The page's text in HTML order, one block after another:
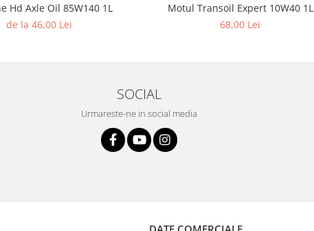
Hd Axle Oil 85W140 1L
de la 46,00 Lei
Motul Transoil Expert 10W40 1L
68,00 Lei
SOCIAL
Urmareste-ne in social media